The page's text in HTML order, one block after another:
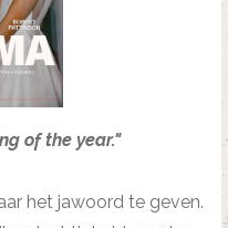
of the year."
het jawoord te geven.